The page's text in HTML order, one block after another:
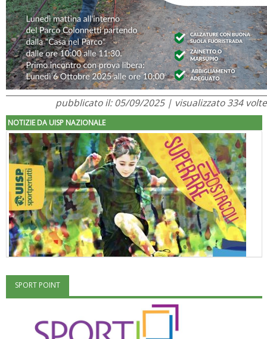
pubblicato il: 05/09/2025 | visualizzato 334 volte
NOTIZIE DA UISP NAZIONALE
"Superare gli ostacoli": la relazione di Tiziano Pesce al CN Uisp
SPORT POINT